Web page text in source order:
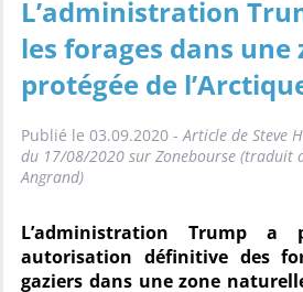
L’administration
les forages dans une
protégée de
Publié le 03.09.2020 -Article de Steve
du 17/08/2020 sur Zonebourse (traduit
Angrand)
L’administration Trump
autorisation définitive des
gaziers dans une zone